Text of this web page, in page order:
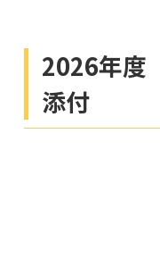
2026年度
添付